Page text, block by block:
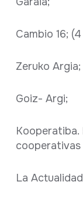
Cambio 16;
Zeruko Argia;
Goiz- Argi;
cooperativas
La